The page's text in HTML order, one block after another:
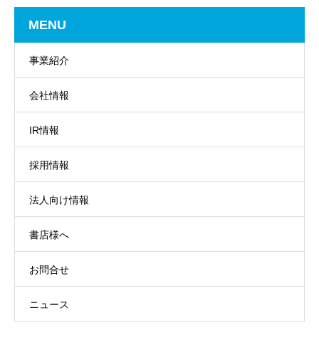
MENU
事業紹介
会社情報
IR情報
採用情報
法人向け情報
書店様へ
お問合せ
ニュース